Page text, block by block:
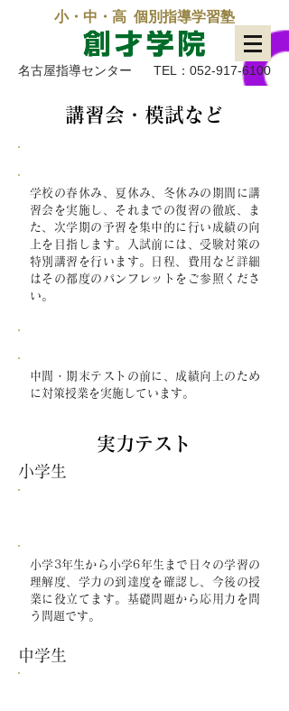
小・中・高 個別指導学習塾
名古屋指導センター TEL：052-917-6100
​講習会・模試など
学校の春休み、夏休み、冬休みの期間に講
習会を実施し、それまでの復習の徹底、ま
た、次学期の予習を集中的に行い成績の向
上を目指します。入試前には、受験対策の
特別講習を行います。日程、費用など詳細
はその都度のパンフレットをご参照くださ
い。
中間・期末テストの前に、成績向上のため
に対策授業を実施しています。
実力テスト
小学生
小学3年生から小学6年生まで日々の学習の
理解度、学力の到達度を確認し、今後の授
業に役立てます。基礎問題から応用力を問
う問題です。
中学生